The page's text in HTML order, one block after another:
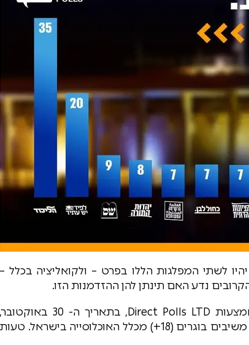
לשתי המפלגות הללו בפרט – ולקואליציה בכלל –
נדע האם תינתן להן ההזדמנות הזו.
המדגם נערך על ידי שלמה פילבר וצוריאל שרון באמצעות Direct Polls LTD, בתאריך ה- 30 באוקטובר,
באמצעות מערכת דיגיטלית בשילוב פאנל, בקרב 637 משיבים בוגרים (18+) מכלל האוכלוסייה בישראל. טעות